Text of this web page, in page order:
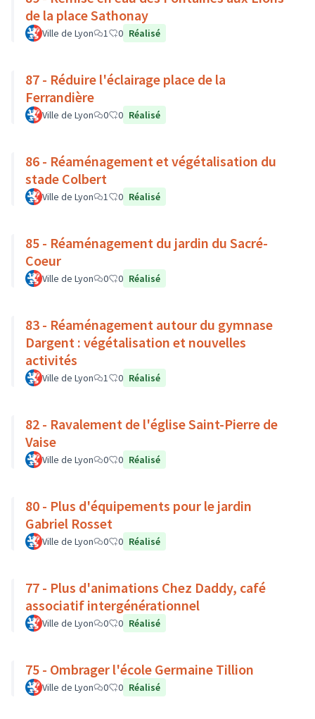
de la place Sathonay
Ville de Lyon 1 0 Réalisé
87 - Réduire l'éclairage place de la
Ferrandière
Ville de Lyon 0 0 Réalisé
86 - Réaménagement et végétalisation du
stade Colbert
Ville de Lyon 1 0 Réalisé
85 - Réaménagement du jardin du Sacré-
Coeur
Ville de Lyon 0 0 Réalisé
83 - Réaménagement autour du gymnase
Dargent : végétalisation et nouvelles
activités
Ville de Lyon 1 0 Réalisé
82 - Ravalement de l'église Saint-Pierre de
Vaise
Ville de Lyon 0 0 Réalisé
80 - Plus d'équipements pour le jardin
Gabriel Rosset
Ville de Lyon 0 0 Réalisé
77 - Plus d'animations Chez Daddy, café
associatif intergénérationnel
Ville de Lyon 0 0 Réalisé
75 - Ombrager l'école Germaine Tillion
Ville de Lyon 0 0 Réalisé